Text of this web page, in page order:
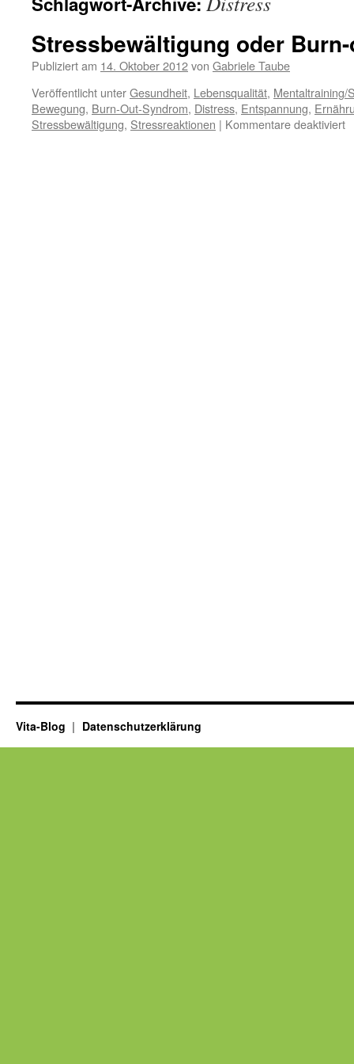
Stressbewältigung oder
Publiziert am 14. Oktober 2012von Gabriele Taube
Veröffentlicht unterGesundheit, Lebensqualität, Mentaltraining/
Bewegung, Burn-Out-Syndrom, Distress, Entspannung,
Stressbewältigung, Stressreaktionen | Kommentare deaktiviert
Vita-Blog Datenschutzerklärung